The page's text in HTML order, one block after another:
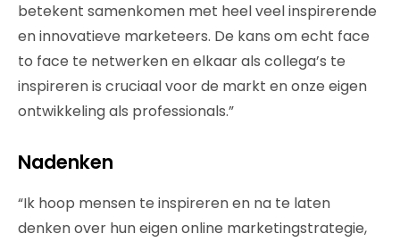
betekent samenkomen met heel veel inspirerende
en innovatieve marketeers. De kans om echt face
to face te netwerken en elkaar als collega’s te
inspireren is cruciaal voor de markt en onze eigen
ontwikkeling als professionals.”
Nadenken
“Ik hoop mensen te inspireren en na te laten
denken over hun eigen online marketingstrategie,